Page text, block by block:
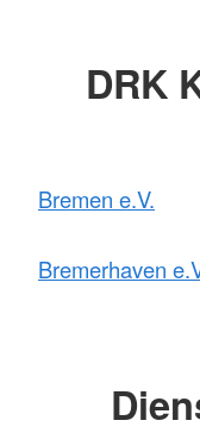
DRK
Bremen e.V.
Bremerhaven